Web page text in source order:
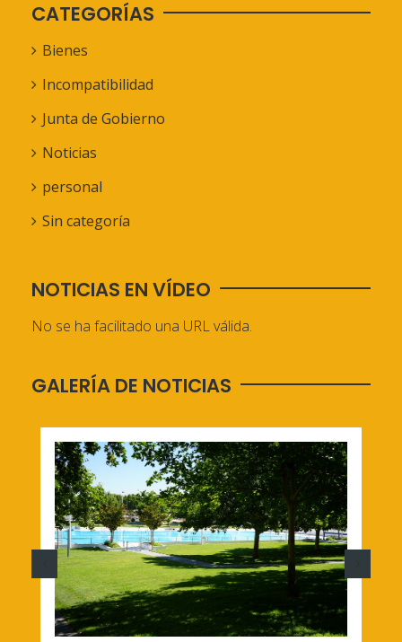
CATEGORÍAS
Bienes
Incompatibilidad
Junta de Gobierno
Noticias
personal
Sin categoría
NOTICIAS EN VÍDEO
No se ha facilitado una URL válida.
GALERÍA DE NOTICIAS